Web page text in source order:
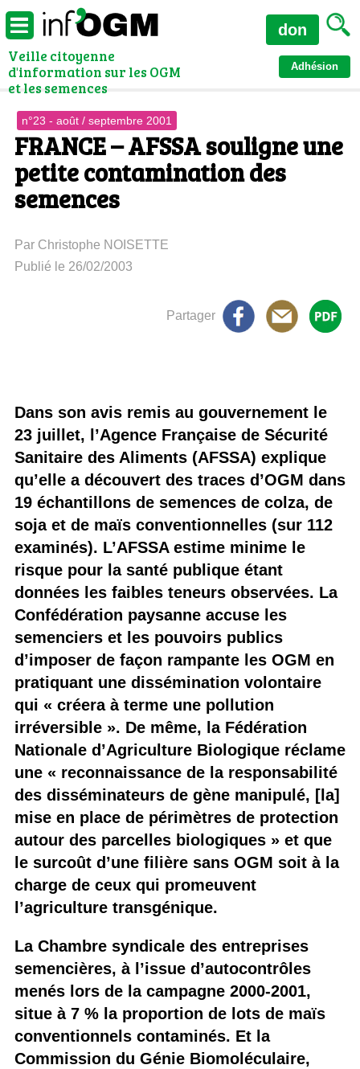
Veille citoyenne
d'information sur les OGM
et les semences
Adhésion
don
n°23 - août / septembre 2001
FRANCE – AFSSA souligne une
petite contamination des
semences
Par Christophe NOISETTE
Publié le 26/02/2003
Partager
Dans son avis remis au gouvernement le
23 juillet, l’Agence Française de Sécurité
Sanitaire des Aliments (AFSSA) explique
qu’elle a découvert des traces d’OGM dans
19 échantillons de semences de colza, de
soja et de maïs conventionnelles (sur 112
examinés). L’AFSSA estime minime le
risque pour la santé publique étant
données les faibles teneurs observées. La
Confédération paysanne accuse les
semenciers et les pouvoirs publics
d’imposer de façon rampante les OGM en
pratiquant une dissémination volontaire
qui « créera à terme une pollution
irréversible ». De même, la Fédération
Nationale d’Agriculture Biologique réclame
une « reconnaissance de la responsabilité
des disséminateurs de gène manipulé, [la]
mise en place de périmètres de protection
autour des parcelles biologiques » et que
le surcoût d’une filière sans OGM soit à la
charge de ceux qui promeuvent
l’agriculture transgénique.
La Chambre syndicale des entreprises
semencières, à l’issue d’autocontrôles
menés lors de la campagne 2000-2001,
situe à 7 % la proportion de lots de maïs
conventionnels contaminés. Et la
Commission du Génie Biomoléculaire,